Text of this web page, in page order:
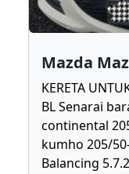
Mazda
KERETA
BL Senarai
continental
kumho 205/
Balancing